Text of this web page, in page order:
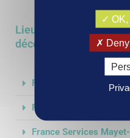
Lieux et thématiques
décembre 2025 :
France Services Saint-
France Services Saint-
France Services